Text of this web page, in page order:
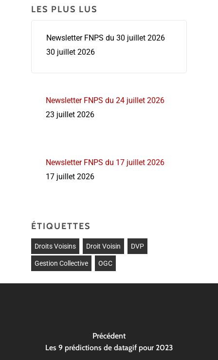
LES PLUS LUS
Newsletter FNPS du 30 juillet 2026
30 juillet 2026
Newsletter FNPS du 24 juillet 2026
23 juillet 2026
Newsletter FNPS du 17 juillet 2026
17 juillet 2026
ÉTIQUETTES
Droits Voisins Droit Voisin DVP
Gestion Collective OGC
Précédent
Les 9 prédictions de datagif pour 2023